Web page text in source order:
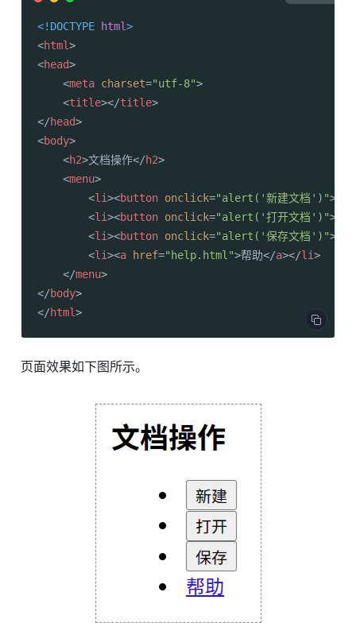
<!DOCTYPE html>
<html>
<head>
<meta charset="utf-8">
<title></title>
</head>
<body>
<h2>文档操作</h2>
<menu>
<li><button onclick="alert('新建文档')">
<li><button onclick="alert('打开文档')">
<li><button onclick="alert('保存文档')">
<li><a href="help.html">帮助</a></li>
</menu>
</body>
</html>
页面效果如下图所示。